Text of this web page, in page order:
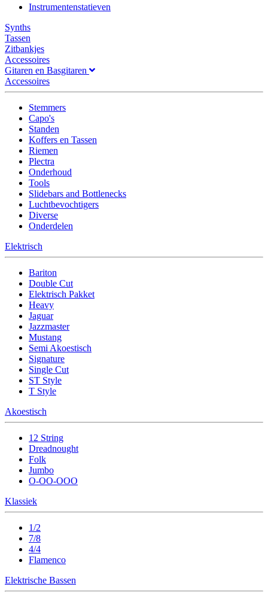
Instrumentenstatieven
Synths
Tassen
Zitbankjes
Accessoires
Gitaren en Basgitaren
Accessoires
Stemmers
Capo's
Standen
Koffers en Tassen
Riemen
Plectra
Onderhoud
Tools
Slidebars and Bottlenecks
Luchtbevochtigers
Diverse
Onderdelen
Elektrisch
Bariton
Double Cut
Elektrisch Pakket
Heavy
Jaguar
Jazzmaster
Mustang
Semi Akoestisch
Signature
Single Cut
ST Style
T Style
Akoestisch
12 String
Dreadnought
Folk
Jumbo
O-OO-OOO
Klassiek
1/2
7/8
4/4
Flamenco
Elektrische Bassen